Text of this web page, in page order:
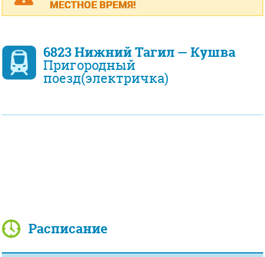
МЕСТНОЕ ВРЕМЯ!
6823 Нижний Тагил — Кушва
Пригородный
поезд(электричка)
Расписание